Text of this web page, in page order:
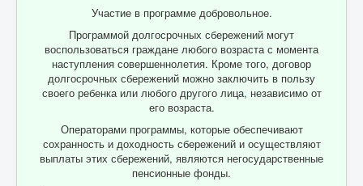
Участие в программе добровольное.
Программой долгосрочных сбережений могут
воспользоваться граждане любого возраста с момента
наступления совершеннолетия. Кроме того, договор
долгосрочных сбережений можно заключить в пользу
своего ребенка или любого другого лица, независимо от
его возраста.
Операторами программы, которые обеспечивают
сохранность и доходность сбережений и осуществляют
выплаты этих сбережений, являются негосударственные
пенсионные фонды.